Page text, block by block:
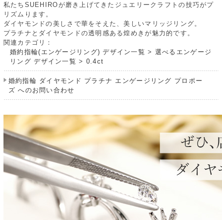
私たちSUEHIROが磨き上げてきたジュエリークラフトの技巧がプ
リズムります。
ダイヤモンドの美しさで華をそえた、美しいマリッジリング。
プラチナとダイヤモンドの透明感ある煌めきが魅力的です。
関連カテゴリ：
婚約指輪(エンゲージリング) デザイン一覧 > 選べるエンゲージ
リング デザイン一覧 > 0.4ct
婚約指輪 ダイヤモンド プラチナ エンゲージリング プロポー
ズ へのお問い合わせ